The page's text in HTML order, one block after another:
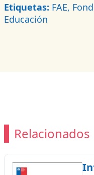
Etiquetas: FAE,
Educación
Relacionados